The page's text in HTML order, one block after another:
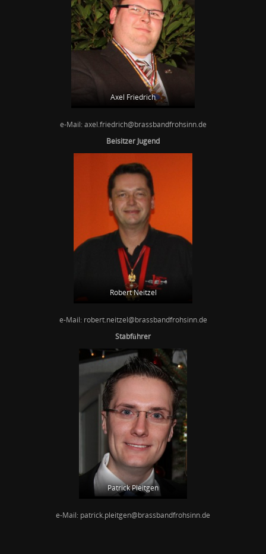
Axel Friedrich
e-Mail: axel.friedrich@brassbandfrohsinn.de
Beisitzer Jugend
Robert Neitzel
e-Mail: robert.neitzel@brassbandfrohsinn.de
Stabführer
Patrick Pleitgen
e-Mail: patrick.pleitgen@brassbandfrohsinn.de